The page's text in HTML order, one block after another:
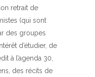
retrait de
(qui sont
des groupes
d’étudier, de
à l’agenda 30,
des récits de